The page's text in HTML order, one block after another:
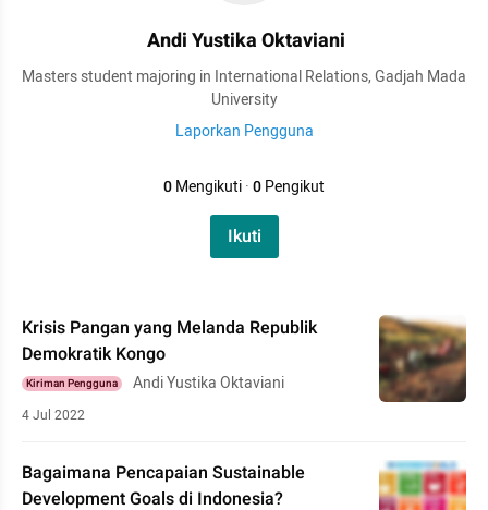
Andi Yustika Oktaviani
Masters student majoring in International Relations, Gadjah Mada
University
Laporkan Pengguna
0Mengikuti·0Pengikut
Ikuti
Krisis Pangan yang Melanda Republik
Demokratik Kongo
Kiriman Pengguna Andi Yustika Oktaviani
4 Jul 2022
Bagaimana Pencapaian Sustainable
Development Goals di Indonesia?